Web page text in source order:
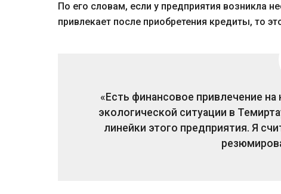
По его словам, если у предприятия возникла
привлекает после приобретения кредиты, то
«Есть финансовое привлечение
экологической ситуации в
линейки этого предприятия. Я